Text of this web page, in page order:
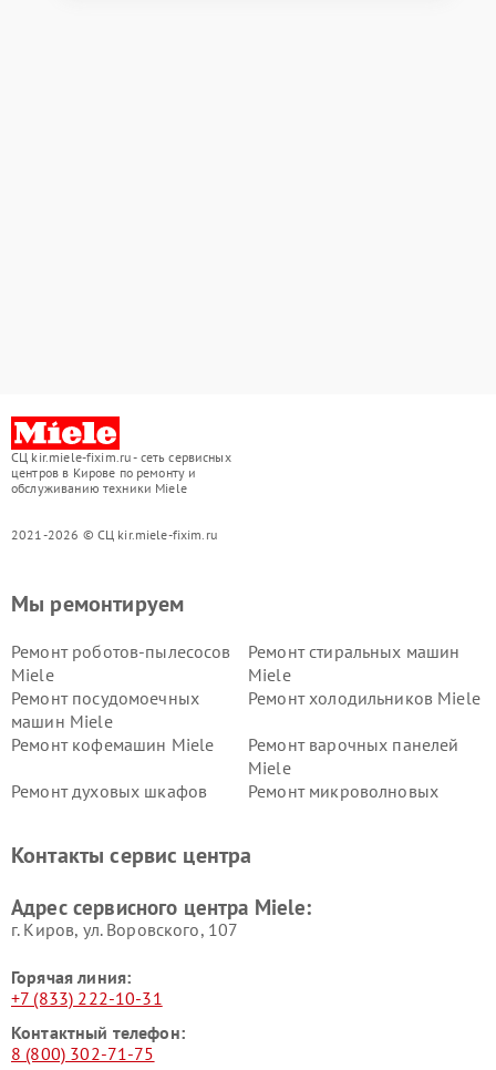
СЦ kir.miele-fixim.ru - сеть сервисных
центров в Кирове по ремонту и
обслуживанию техники Miele
2021-2026 © СЦ kir.miele-fixim.ru
Мы ремонтируем
Ремонт роботов-пылесосов
Miele
Ремонт стиральных машин
Miele
Ремонт посудомоечных
машин Miele
Ремонт холодильников Miele
Ремонт кофемашин Miele
Ремонт варочных панелей
Miele
Ремонт духовых шкафов
Ремонт микроволновых
Miele
Miele
пылесосов Miele
Контакты сервис центра
Адрес сервисного центра Miele:
г. Киров, ул. Воровского, 107
Горячая линия:
+7 (833) 222-10-31
Контактный телефон:
8 (800) 302-71-75